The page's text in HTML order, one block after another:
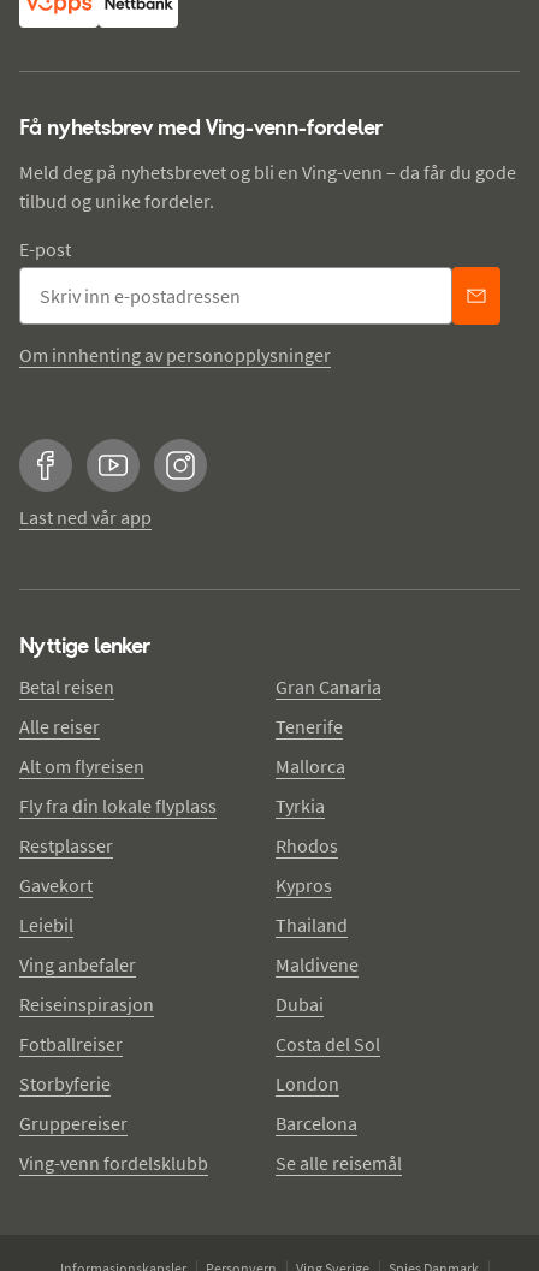
Få nyhetsbrev med Ving-venn-fordeler
Meld deg på nyhetsbrevet og bli en Ving-venn – da får du gode
tilbud og unike fordeler.
E-post
Om innhenting av personopplysninger
FacebookYouTubeInstagram
Last ned vår app
Nyttige lenker
Betal reisen
Alle reiser
Alt om flyreisen
Fly fra din lokale flyplass
Restplasser
Gavekort
Leiebil
Ving anbefaler
Reiseinspirasjon
Fotballreiser
Storbyferie
Gruppereiser
Ving-venn fordelsklubb
Gran Canaria
Tenerife
Mallorca
Tyrkia
Rhodos
Kypros
Thailand
Maldivene
Dubai
Costa del Sol
London
Barcelona
Se alle reisemål